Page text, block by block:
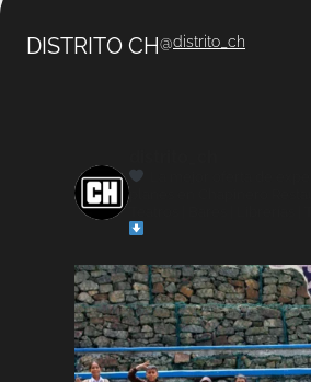
DISTRITO CH@distrito_ch